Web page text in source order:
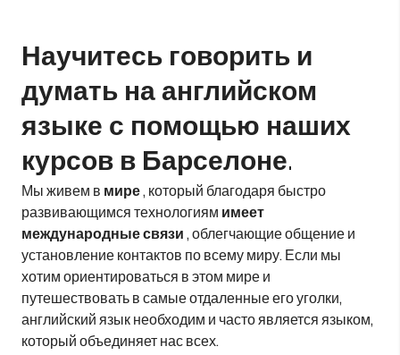
Научитесь говорить и
думать на английском
языке с помощью наших
курсов в Барселоне.
Мы живем в мире , который благодаря быстро
развивающимся технологиям имеет
международные связи , облегчающие общение и
установление контактов по всему миру. Если мы
хотим ориентироваться в этом мире и
путешествовать в самые отдаленные его уголки,
английский язык необходим и часто является языком,
который объединяет нас всех.